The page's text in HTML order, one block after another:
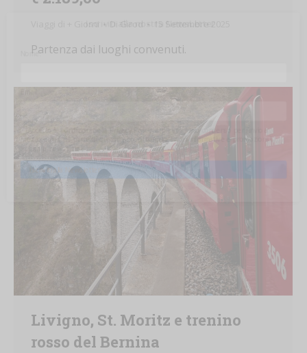
Viaggi di + Giorni Di Girod 15 Settembre 2025
Partenza dai luoghi convenuti.
Livigno, St. Moritz e trenino
rosso del Bernina
Nome:
Accetto le condizioni della Privacy Policy , e presto il mio consenso per l'invio a
mezzo email, da parte di questo sito, di comunicazioni informative e promozionali,
inclusa la newsletter.
Iscriviti alla Newsletter
Iscriviti alla nostra NewsLetter